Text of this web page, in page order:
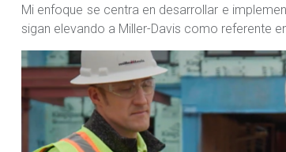
Mi enfoque se centra en desarrollar e
sigan elevando a Miller-Davis como referente